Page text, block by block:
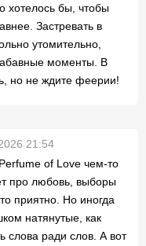
хотелось бы, чтобы
Застревать в
утомительно,
моменты. В
но не ждите феерии!
21:54
of Love чем-то
про любовь, выборы
приятно. Но иногда
натянутые, как
слова ради слов. А вот